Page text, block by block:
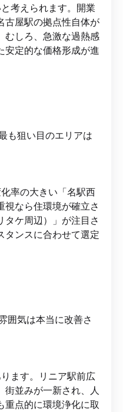
考えられます。開業
古屋駅の拠点性自体が
むしろ、急激な過熱感
安定的な価格形成が進
も狙い目のエリアは
率の大きい「名駅西
視なら住環境が確立さ
タケ周辺）」が注目さ
タンスに合わせて選定
囲気は本当に改善さ
ます。リニア駅前広
並みが一新され、人
重点的に環境浄化に取